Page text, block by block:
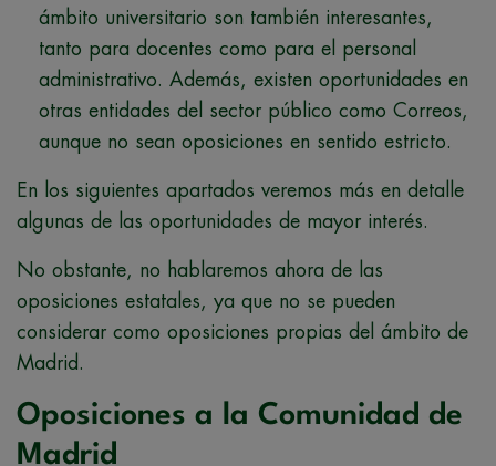
ámbito universitario son también interesantes,
tanto para docentes como para el personal
administrativo. Además, existen oportunidades en
otras entidades del sector público como Correos,
aunque no sean oposiciones en sentido estricto.
En los siguientes apartados veremos más en detalle
algunas de las oportunidades de mayor interés.
No obstante, no hablaremos ahora de las
oposiciones estatales, ya que no se pueden
considerar como oposiciones propias del ámbito de
Madrid.
Oposiciones a la Comunidad de
Madrid